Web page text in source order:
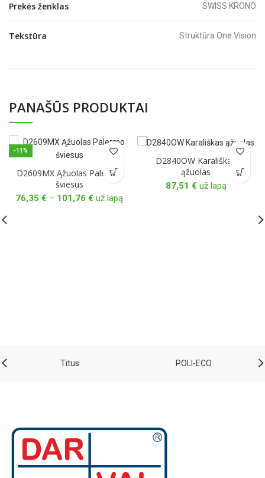
Prekės ženklas SWISS KRONO
Tekstūra Struktūra One Vision
PANAŠŪS PRODUKTAI
-11%
D2609MX Ąžuolas Palermo
šviesus
76,35 € – 101,76 € Price
už lapą
D2840OW Karališkas
ąžuolas
87,51 € už lapą
Titus POLI-ECO